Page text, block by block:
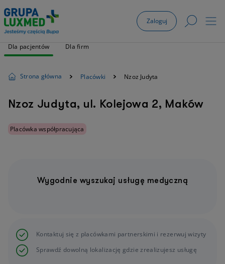
Zaloguj
Dla pacjentów Dla firm
Strona główna Placówki Nzoz Judyta
Nzoz Judyta, ul. Kolejowa 2, Maków
Placówka współpracująca
Wygodnie wyszukaj usługę medyczną
Kontaktuj się z placówkami partnerskimi i rezerwuj wizyty
Sprawdź dowolną lokalizację gdzie zrealizujesz usługę